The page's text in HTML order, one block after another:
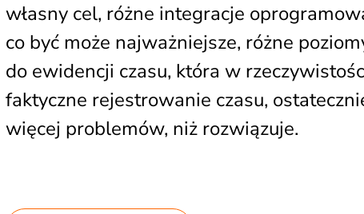
własny cel, różne integracje
co być może najważniejsze, różne
do ewidencji czasu, która w
faktyczne rejestrowanie czasu,
więcej problemów, niż rozwiązuje.